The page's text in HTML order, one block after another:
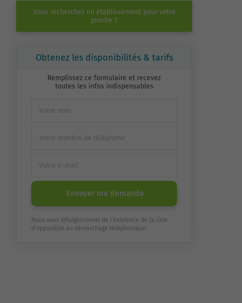
Vous recherchez un établissement pour votre
proche ?
Obtenez les disponibilités & tarifs
Remplissez ce formulaire et recevez
toutes les infos indispensables
Envoyer ma demande
Nous vous infsdgsormons de l'existence de la liste
d'opposition au démarchage téléphonique.